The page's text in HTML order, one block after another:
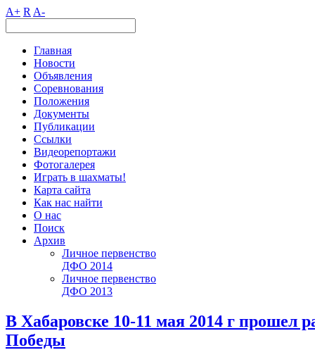
A+ R A-
Главная
Новости
Объявления
Соревнования
Положения
Документы
Публикации
Ссылки
Видеорепортажи
Фотогалерея
Играть в шахматы!
Карта сайта
Как нас найти
О нас
Поиск
Архив
Личное первенство
ДФО 2014
Личное первенство
ДФО 2013
В Хабаровске 10-11 мая 2014 г
Победы